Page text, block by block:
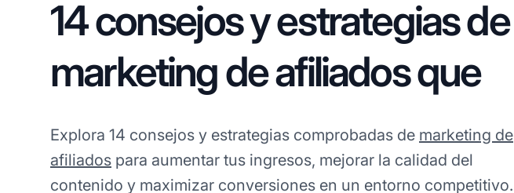
14 consejos y estrategias de
marketing de afiliados que
Explora 14 consejos y estrategias comprobadas de marketing de
afiliados para aumentar tus ingresos, mejorar la calidad del
contenido y maximizar conversiones en un entorno competitivo.